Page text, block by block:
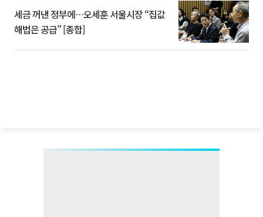
세금 꺼낸 정부에…오세훈 서울시장 “집값
해법은 공급” [종합]